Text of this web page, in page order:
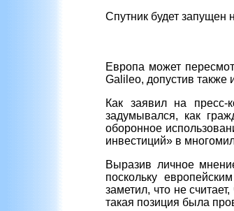
Спутник будет запущен
Европа может
Galileo, допустив
Как заявил на
задумывался, как
оборонное
инвестиций» в
Выразив личное
поскольку
заметил, что не
такая позиция была